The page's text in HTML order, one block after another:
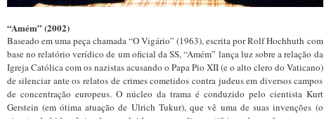
“Amém” (2002)
Baseado em uma peça chamada “O Vigário” (1963), escrita por Rolf Hochhuth com
base no relatório verídico de um oficial da SS, “Amém” lança luz sobre a relação da
Igreja Católica com os nazistas acusando o Papa Pio XII (e o alto clero do Vaticano)
de silenciar ante os relatos de crimes cometidos contra judeus em diversos campos
de concentração europeus. O núcleo da trama é conduzido pelo cientista Kurt
Gerstein (em ótima atuação de Ulrich Tukur), que vê uma de suas invenções (o